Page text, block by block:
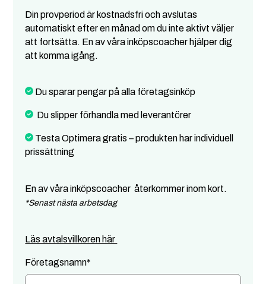
Din provperiod är kostnadsfri och avslutas
automatiskt efter en månad om du inte aktivt väljer
att fortsätta. En av våra inköpscoacher hjälper dig
att komma igång.
Du sparar pengar på alla företagsinköp
Du slipper förhandla med leverantörer
Testa Optimera gratis – produkten har individuell
prissättning
En av våra inköpscoacher återkommer inom kort.
*Senast nästa arbetsdag
Läs avtalsvillkoren här
Företagsnamn*